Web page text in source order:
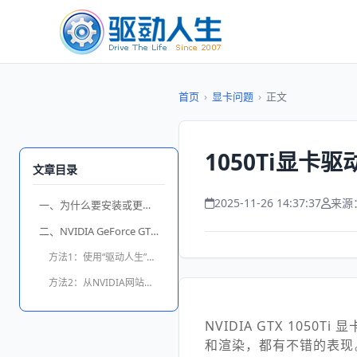
文章目录
一、为什么要安装或更新1050Ti显卡驱动？
二、NVIDIA GeForce GTX 1050 Ti 驱动下载方法
方法1：使用“驱动人生”自动安装（推荐新手）
方法2：从NVIDIA网站下载手动安装
首页 › 显卡问题 › 正文
1050Ti显卡驱
2025-11-26 14:37:37 来源
NVIDIA GTX 1050Ti 显
和渲染，都有不错的表